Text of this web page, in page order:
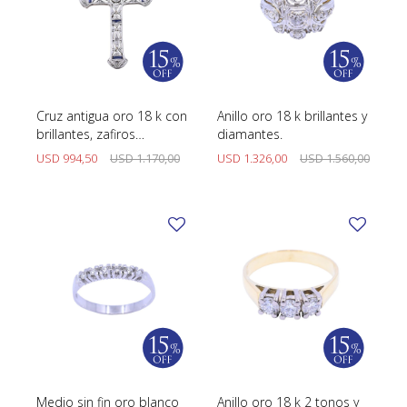
Cruz antigua oro 18 k con
brillantes, zafiros
sintéticos y diamantes.
USD 994,50 USD1.170,00
Anillo oro 18 k brillantes y
diamantes.
USD 1.326,00 USD1.560,00
Medio sin fin oro blanco Anillo oro 18 k 2 tonos y